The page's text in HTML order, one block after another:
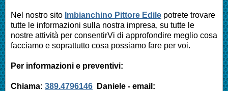
Nel nostro sito Imbianchino Pittore Edile potrete trovare
tutte le informazioni sulla nostra impresa, su tutte le
nostre attività per consentirVi di approfondire meglio cosa
facciamo e soprattutto cosa possiamo fare per voi.
Per informazioni e preventivi:
Chiama: 389.4796146 Daniele - email: